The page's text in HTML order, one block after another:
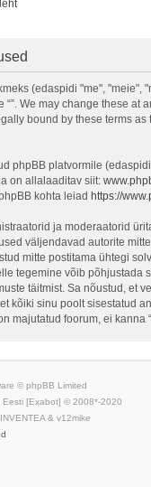
(edaspidi "me",
“”. We may change these
bound by these terms
phpBB platvormile (edaspidi
on allalaaditav siit:
kohta leiad https://
ja moderaatorid
väljendavad autorite
mitte postitama ühtegi
tegemine võib põhjustada
täitmist. Sa nõustud, et
kõiki sinu poolt sisestatud
majutatud foorum, ei
© phpBB Limited
[Exabot] © 2008*-2020
& v12mike